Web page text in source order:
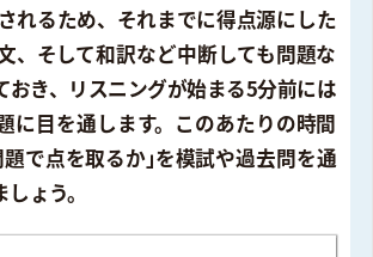
れるため、それまでに得点源にした
、そして和訳など中断しても問題な
おき、リスニングが始まる5分前には
に目を通します。このあたりの時間
で点を取るか｣を模試や過去問を通
ょう。